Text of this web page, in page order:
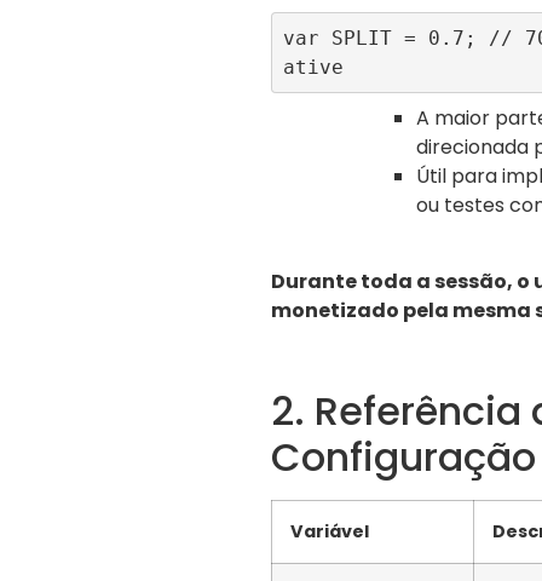
var SPLIT = 0.7; //
ative
A maior
direcionada
Útil para
ou testes
Durante toda a sessão, o
monetizado pela mesma
2. Referência
Configuração
Variável